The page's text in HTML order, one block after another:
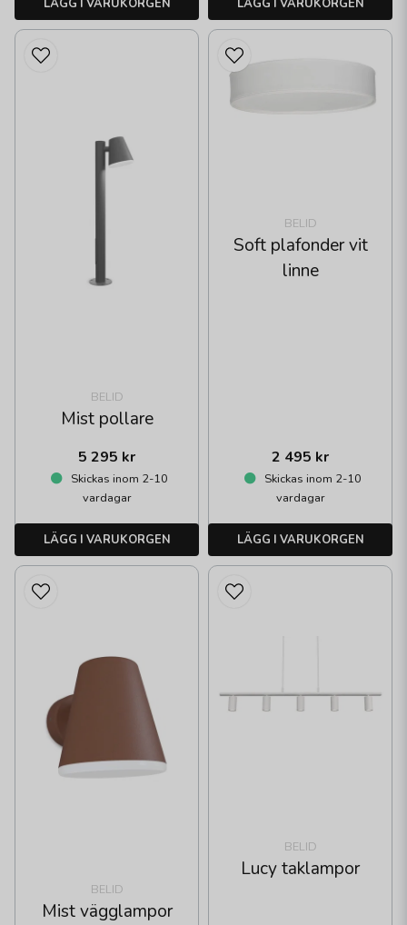
LÄGG I VARUKORGEN LÄGG I VARUKORGEN
BELID
Mist pollare
5 295 kr
Skickas inom 2-10
vardagar
LÄGG I VARUKORGEN
BELID
Soft plafonder vit
linne
2 495 kr
Skickas inom 2-10
vardagar
LÄGG I VARUKORGEN
BELID
Mist vägglampor
BELID
Lucy taklampor